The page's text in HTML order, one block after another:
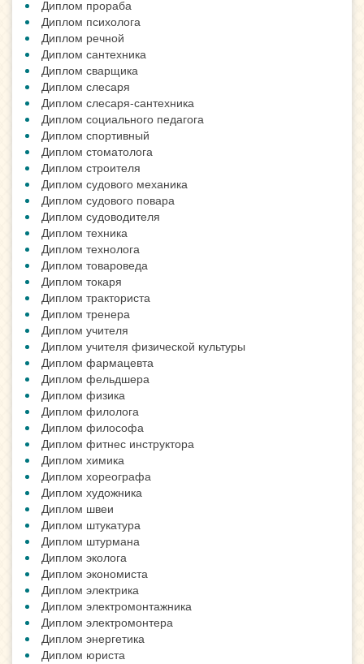
Диплом прораба
Диплом психолога
Диплом речной
Диплом сантехника
Диплом сварщика
Диплом слесаря
Диплом слесаря-сантехника
Диплом социального педагога
Диплом спортивный
Диплом стоматолога
Диплом строителя
Диплом судового механика
Диплом судового повара
Диплом судоводителя
Диплом техника
Диплом технолога
Диплом товароведа
Диплом токаря
Диплом тракториста
Диплом тренера
Диплом учителя
Диплом учителя физической культуры
Диплом фармацевта
Диплом фельдшера
Диплом физика
Диплом филолога
Диплом философа
Диплом фитнес инструктора
Диплом химика
Диплом хореографа
Диплом художника
Диплом швеи
Диплом штукатура
Диплом штурмана
Диплом эколога
Диплом экономиста
Диплом электрика
Диплом электромонтажника
Диплом электромонтера
Диплом энергетика
Диплом юриста